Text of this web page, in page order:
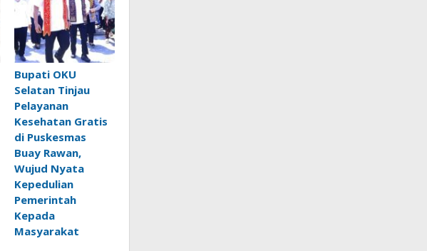
Bupati OKU
Selatan Tinjau
Pelayanan
Kesehatan Gratis
di Puskesmas
Buay Rawan,
Wujud Nyata
Kepedulian
Pemerintah
Kepada
Masyarakat